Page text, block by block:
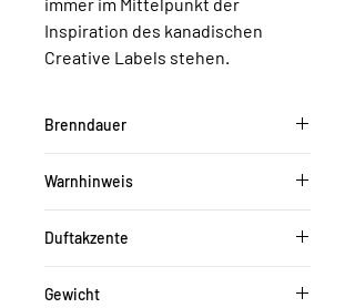
Inspiration des kanadischen
Creative Labels stehen.
Brenndauer
Warnhinweis
unbeaufsichtigt lassen!
Duftakzente
Goldener Patchouli
Gewicht